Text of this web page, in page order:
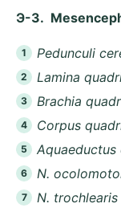
Э-3.
Pedunculi
Lamina
Brachia
Corpus
Aquaeductus
N.
N. trochlearis